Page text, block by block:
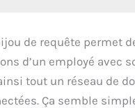
de requête permet
d’un employé avec
tout un réseau de
Ça semble